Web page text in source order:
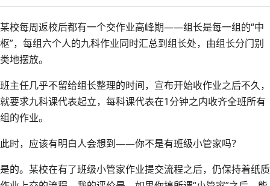
某校每周返校后都有一个交作业高峰期——组长是每一组的“中
枢”，每组六个人的九科作业同时汇总到组长处，由组长分门别
类地摆放。
班主任几乎不留给组长整理的时间，宣布开始收作业之后不久，
就要求九科课代表起立，每科课代表在1分钟之内收齐全班所有
组的作业。
此时，应该有明白人会想到——你不是有班级小管家吗？
是的。某校在有了班级小管家作业提交流程之后，仍保持着纸质